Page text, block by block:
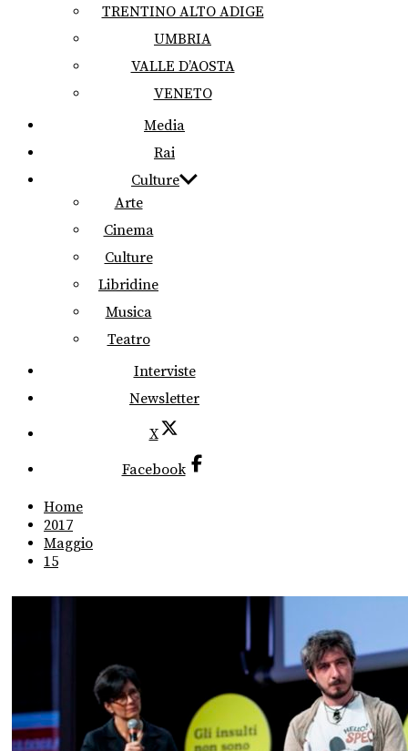
TRENTINO ALTO ADIGE
UMBRIA
VALLE D’AOSTA
VENETO
Media
Rai
Culture
Arte
Cinema
Culture
Libridine
Musica
Teatro
Interviste
Newsletter
X
Facebook
Home
2017
Maggio
15